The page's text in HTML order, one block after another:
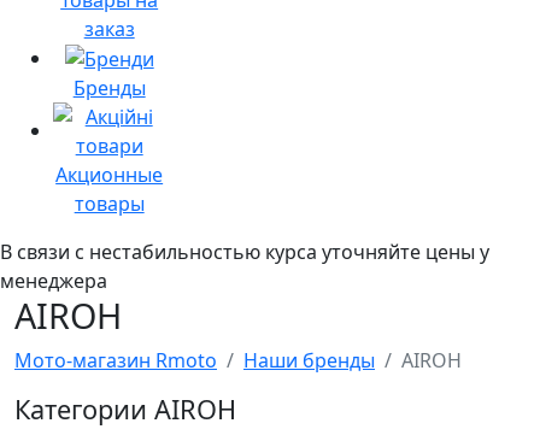
заказ
Бренды
Акционные
товары
В связи с нестабильностью курса уточняйте цены у
менеджера
AIROH
Мото-магазин Rmoto Наши бренды AIROH
Категории AIROH